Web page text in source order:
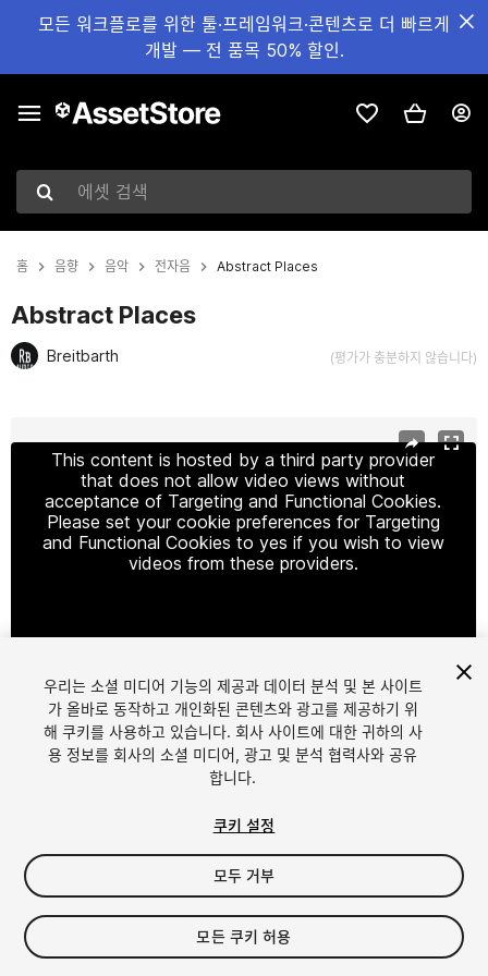
모든 워크플로를 위한 툴·프레임워크·콘텐츠로 더 빠르게
개발 — 전 품목 50% 할인.
에셋 검색
홈 음향 음악 전자음 Abstract Places
Abstract Places
Breitbarth (평가가 충분하지 않습니다)
This content is hosted by a third party provider
that does not allow video views without
acceptance of Targeting and Functional Cookies.
Please set your cookie preferences for Targeting
and Functional Cookies to yes if you wish to view
videos from these providers.
1/2
$29.99
세금/부가세는 결제 시 반영됩니다.
우리는 소셜 미디어 기능의 제공과 데이터 분석 및 본 사이트
가 올바로 동작하고 개인화된 콘텐츠와 광고를 제공하기 위
해 쿠키를 사용하고 있습니다. 회사 사이트에 대한 귀하의 사
용 정보를 회사의 소셜 미디어, 광고 및 분석 협력사와 공유
합니다.
쿠키 설정
모두 거부
모든 쿠키 허용